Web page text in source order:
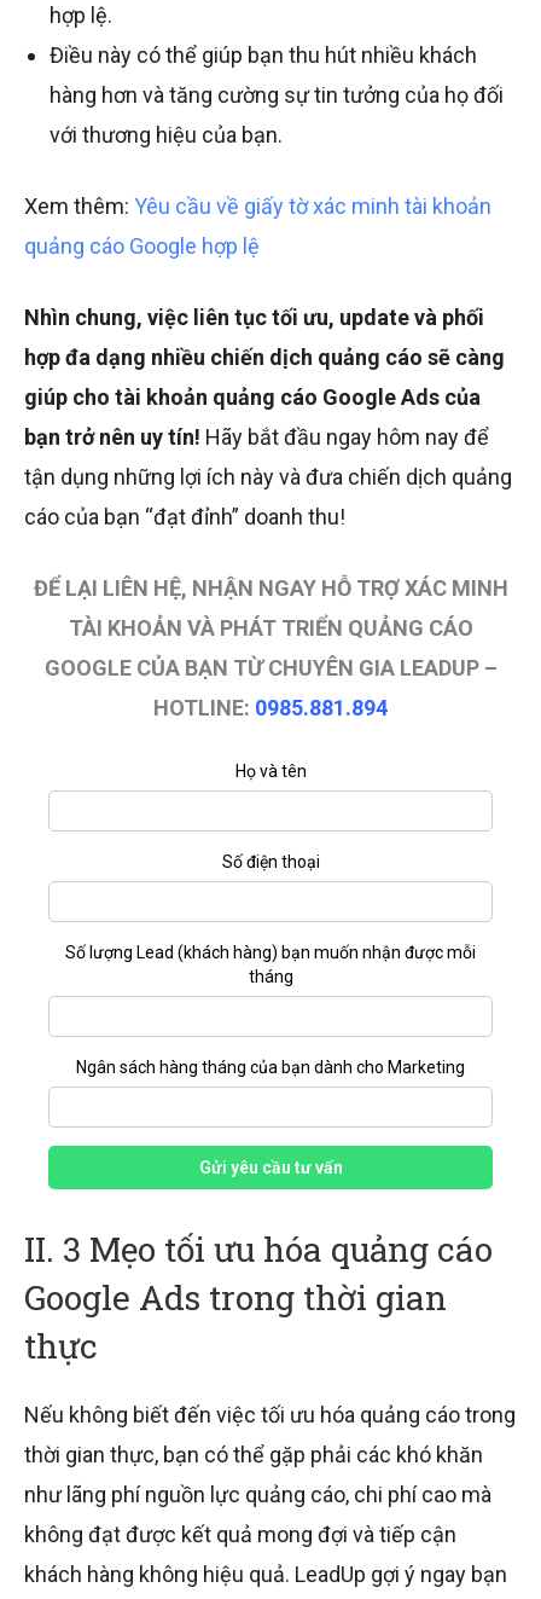
hợp lệ.
Điều này có thể giúp bạn thu hút nhiều khách
hàng hơn và tăng cường sự tin tưởng của họ đối
với thương hiệu của bạn.
Xem thêm: Yêu cầu về giấy tờ xác minh tài khoản
quảng cáo Google hợp lệ
Nhìn chung, việc liên tục tối ưu, update và phối
hợp đa dạng nhiều chiến dịch quảng cáo sẽ càng
giúp cho tài khoản quảng cáo Google Ads của
bạn trở nên uy tín! Hãy bắt đầu ngay hôm nay để
tận dụng những lợi ích này và đưa chiến dịch quảng
cáo của bạn “đạt đỉnh” doanh thu!
ĐỂ LẠI LIÊN HỆ, NHẬN NGAY HỖ TRỢ XÁC MINH
TÀI KHOẢN VÀ PHÁT TRIỂN QUẢNG CÁO
GOOGLE CỦA BẠN TỪ CHUYÊN GIA LEADUP –
HOTLINE: 0985.881.894
Họ và tên
Số lượng Lead (khách hàng) bạn muốn nhận được mỗi
tháng
Ngân sách hàng tháng của bạn dành cho Marketing
Số điện thoại
Gửi yêu cầu tư vấn
II. 3 Mẹo tối ưu hóa quảng cáo
Google Ads trong thời gian
thực
Nếu không biết đến việc tối ưu hóa quảng cáo trong
thời gian thực, bạn có thể gặp phải các khó khăn
như lãng phí nguồn lực quảng cáo, chi phí cao mà
không đạt được kết quả mong đợi và tiếp cận
khách hàng không hiệu quả. LeadUp gợi ý ngay bạn